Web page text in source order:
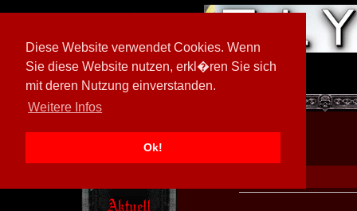
Diese Website verwendet Cookies. Wenn
Sie diese Website nutzen, erkl�ren Sie sich
mit deren Nutzung einverstanden.
Weitere Infos
Ok!
[ 600026/M3]